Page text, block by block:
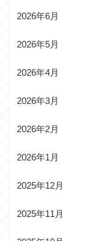
2026年6月
2026年5月
2026年4月
2026年3月
2026年2月
2026年1月
2025年12月
2025年11月